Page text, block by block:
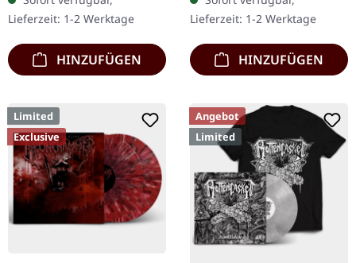
mit schwarzen Splattern
und Insert. Limitiert auf
200…
Lieferzeit: 1-2 Werktage
HINZUFÜGEN
Vinyl mit Insert, limitiert
auf 150…
Lieferzeit: 1-2 Werktage
HINZUFÜGEN
Limited
Exclusive
Angebot
Limited